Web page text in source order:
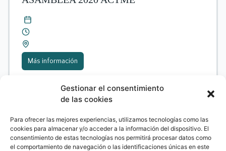
Gestionar el consentimiento
de las cookies
Para ofrecer las mejores experiencias, utilizamos tecnologías como las
cookies para almacenar y/o acceder a la información del dispositivo. El
consentimiento de estas tecnologías nos permitirá procesar datos como
el comportamiento de navegación o las identificaciones únicas en este
Más información
Formación Jornadas Webinar